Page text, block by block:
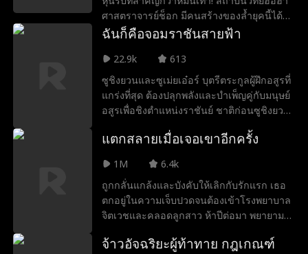
ศาสตราจารย์ช็อก มีคนสร้างของล้ำยุคนี้ได้
จริงๆ!
ฉันก็คือจอมราชันสายฟ้า
22.9k
613
ซูชิงยวนและซูเม่ยเอ๋อร์ บุตรีตระกูลผู้ฝึกอสูรที่
แกร่งที่สุด ต้องปลุกพลังและบำเพ็ญคู่กับมนุษย์
อสูรเพื่อชิงตำแหน่งราชันย์ ชาติก่อนซูชิงยวน
อนาถ ทว่าเมื่อได้เกิดใหม่ ชาตินี้เธอปลุกพลัง
เทพบรรพกาลได้ เธอพร้อมแก้แค้นและเอาคืน
ทุกคนที่เคยทำร้ายเธอ!
แตกสลายเมื่อเจอเขาอีกครั้ง
1M
6.4k
ถูกกลั่นแกล้งและบังคับให้เลิกกับรักแรก เธอ
ตกอยู่ในความเจ็บปวดจนต้องเข้าโรงพยาบาล
จิตเวชและคลอดลูกสาว ห้าปีต่อมา พยายาม
เธอกลับมาอีกครั้ง หลังจากที่ทิ้งเธอไป รักแรก
จ้าวอัจฉริยะผู้ท้าทาย กฎเกณฑ์